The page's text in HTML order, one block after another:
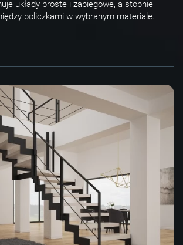
układy proste i zabiegowe, a stopnie
policzkami w wybranym materiale.